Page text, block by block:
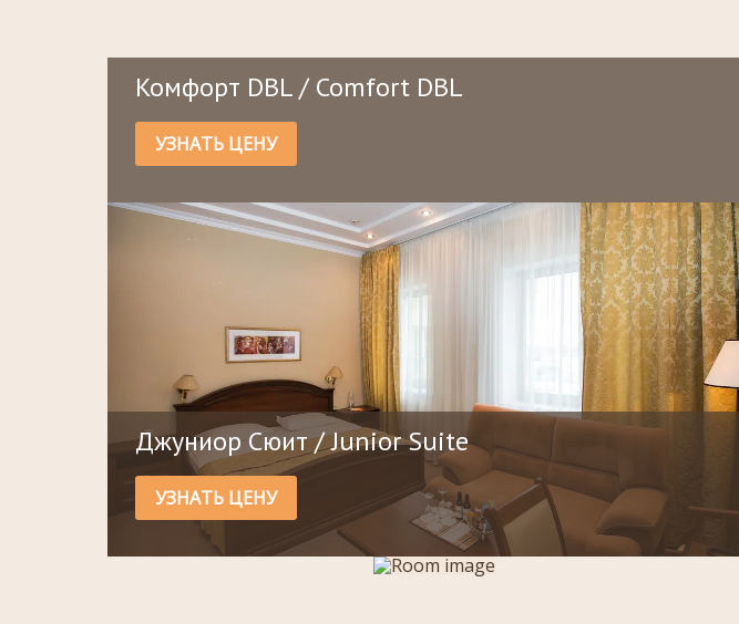
Комфорт DBL / Comfort DBL
УЗНАТЬ ЦЕНУ
Джуниор Сюит / Junior Suite
УЗНАТЬ ЦЕНУ